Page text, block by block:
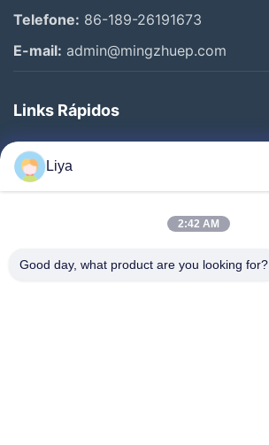
Telefone: 86-189-26191673
E-mail: admin@mingzhuep.com
Links Rápidos
Para Casa
Produtos
Controle De Qualidade
Liya
2:42 AM
Good day, what product are you looking for?